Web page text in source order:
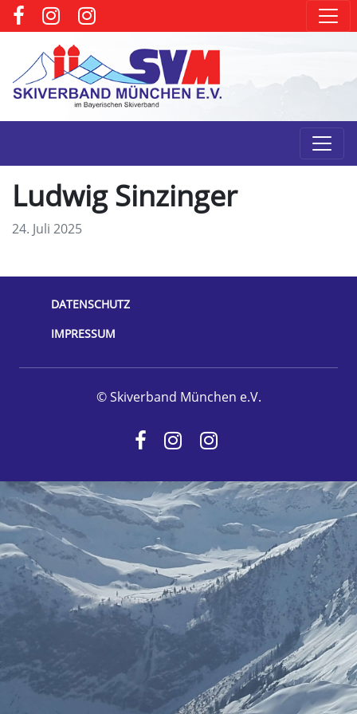
Ludwig Sinzinger
24. Juli 2025
DATENSCHUTZ
IMPRESSUM
© Skiverband München e.V.